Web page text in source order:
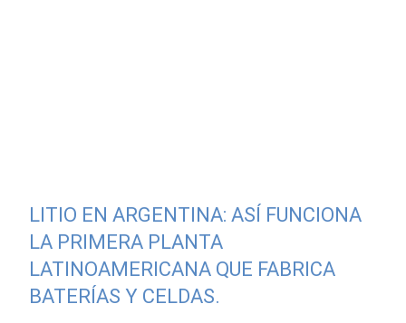
LITIO EN ARGENTINA: ASÍ FUNCIONA
LA PRIMERA PLANTA
LATINOAMERICANA QUE FABRICA
BATERÍAS Y CELDAS.